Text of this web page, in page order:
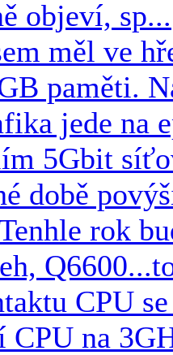
objeví, sp...
měl ve
paměti.
jede na
5Gbit
době
rok
CPU
CPU na